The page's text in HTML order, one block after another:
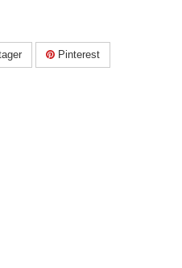
Pinterest